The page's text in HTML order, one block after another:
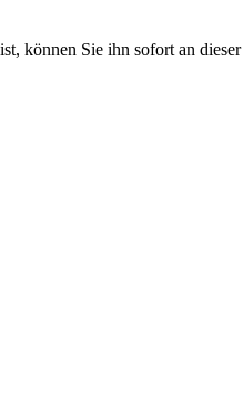
können Sie ihn sofort an dieser